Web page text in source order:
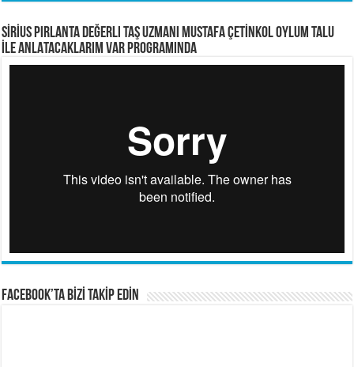
SİRİUS PIRLANTA Değerli Taş Uzmanı Mustafa ÇETİNKOL OYLUM TALU
İLE ANLATACAKLARIM VAR PROGRAMINDA
FACEBOOK’TA BİZİ TAKİP EDİN